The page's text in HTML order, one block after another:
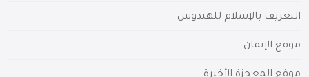
التعريف بالإسلام للهندوس
موقع الإيمان